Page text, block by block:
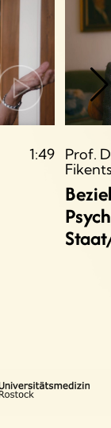
1:49
Prof.